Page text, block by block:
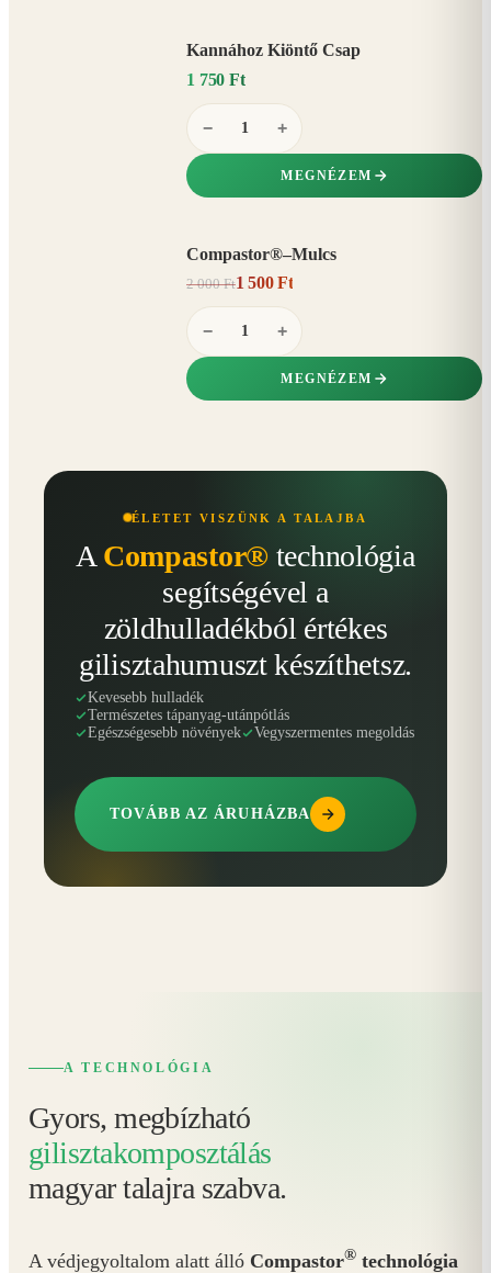
Kannához Kiöntő Csap
1 750 Ft
− +
MEGNÉZEM
Compastor®–Mulcs
2 000 Ft1 500 Ft
− +
MEGNÉZEM
ÉLETET VISZÜNK A TALAJBA
A Compastor® technológia
segítségével a
zöldhulladékból értékes
gilisztahumuszt készíthetsz.
Kevesebb hulladék
Természetes tápanyag-utánpótlás
Egészségesebb növények
Vegyszermentes megoldás
TOVÁBB AZ ÁRUHÁZBA
A TECHNOLÓGIA
Gyors, megbízható
gilisztakomposztálás
magyar talajra szabva.
A védjegyoltalom alatt álló Compastor® technológia